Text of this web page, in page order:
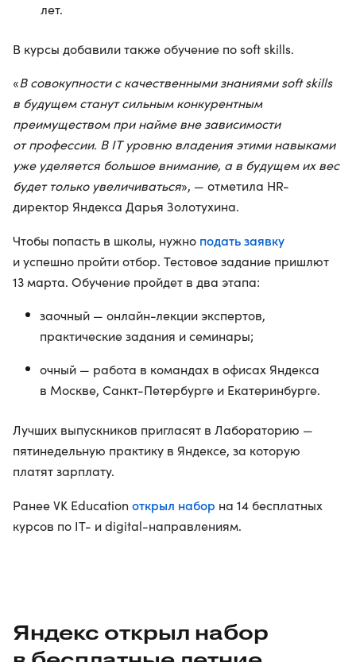
лет.
В курсы добавили также обучение по soft skills.
«В совокупности с качественными знаниями soft skills
в будущем станут сильным конкурентным
преимуществом при найме вне зависимости
от профессии. В IT уровню владения этими навыками
уже уделяется большое внимание, а в будущем их вес
будет только увеличиваться», — отметила HR-
директор Яндекса Дарья Золотухина.
Чтобы попасть в школы, нужно подать заявку
и успешно пройти отбор. Тестовое задание пришлют
13 марта. Обучение пройдет в два этапа:
заочный — онлайн-лекции экспертов,
практические задания и семинары;
очный — работа в командах в офисах Яндекса
в Москве, Санкт-Петербурге и Екатеринбурге.
Лучших выпускников пригласят в Лабораторию —
пятинедельную практику в Яндексе, за которую
платят зарплату.
Ранее VK Education открыл набор на 14 бесплатных
курсов по IT- и digital-направлениям.
Яндекс открыл набор